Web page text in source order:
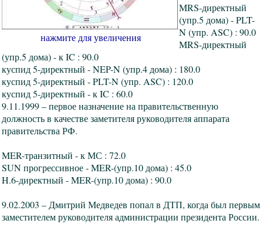
нажмите для увеличения
MRS-директный
(упр.5 дома) - PLT-
N (упр. ASC) : 90.0
MRS-директный
(упр.5 дома) - к IC : 90.0
куспид 5-директный - NEP-N (упр.4 дома) : 180.0
куспид 5-директный - PLT-N (упр. ASC) : 120.0
куспид 5-директный - к IC : 60.0
9.11.1999 – первое назначение на правительственную
должность в качестве заметителя руководителя аппарата
правительства РФ.
MER-транзитный - к МС : 72.0
SUN прогрессивное - MER-(упр.10 дома) : 45.0
H.6-директный - MER-(упр.10 дома) : 90.0
9.02.2003 – Дмитрий Медведев попал в ДТП, когда был первым
заместителем руководителя администрации президента России.